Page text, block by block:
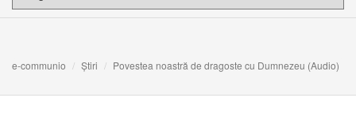
e-communio Știri Povestea noastră de dragoste cu Dumnezeu (Audio)